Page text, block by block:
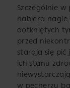
Szczególnie
nabiera nagle
dotkniętych
przed
starają się pić
ich stanu
w pęcherzu